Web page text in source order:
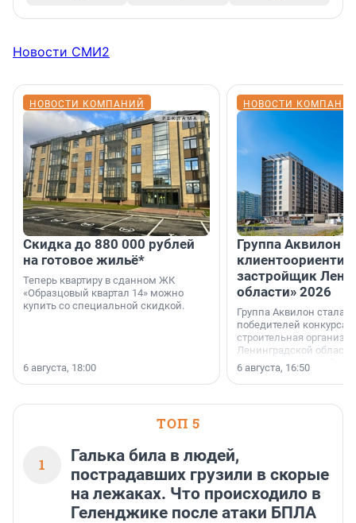
Новости СМИ2
НОВОСТИ КОМПАНИЙ
Скидка до 880 000 рублей
на готовое жильё*
Теперь квартиру в сданном ЖК
«Образцовый квартал 14» можно
купить со специальной скидкой.
6 августа, 18:00
НОВОСТИ
Группа Аквилон
застройщик
области» 2026
Группа Аквилон стала
победителей конкурса
строительная
Ленинградской области
номинации «Самый
застройщик
6 августа, 16:50
ТОП 5
1
Галька била в людей,
пострадавших грузили в скорые
на лежаках. Что происходило в
Геленджике после атаки БПЛА